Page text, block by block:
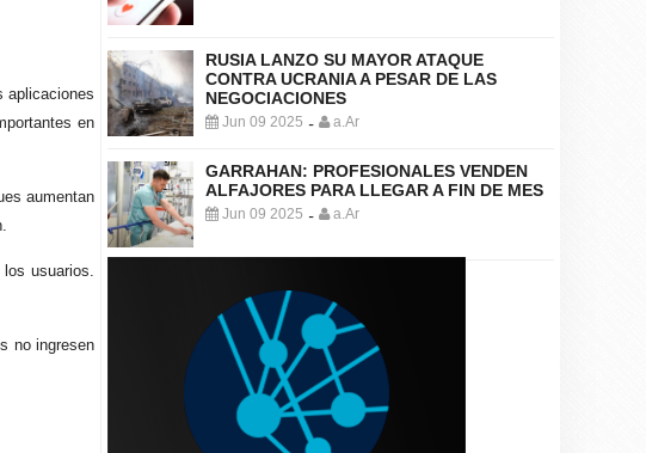
aplicaciones
en
aumentan
usuarios.
no ingresen
RUSIA LANZO SU MAYOR ATAQUE
CONTRA UCRANIA A PESAR DE LAS
NEGOCIACIONES
Jun 09 2025 - a.Ar
GARRAHAN: PROFESIONALES VENDEN
ALFAJORES PARA LLEGAR A FIN DE MES
Jun 09 2025 - a.Ar